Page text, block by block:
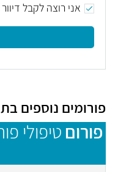
אני רוצה לקבל
פורומים נוספים
פורום טיפולי